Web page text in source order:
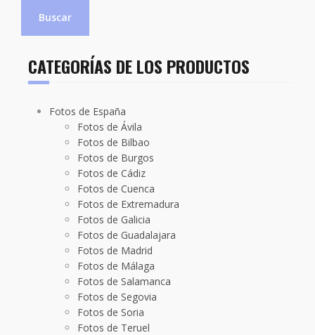
Buscar
CATEGORÍAS DE LOS PRODUCTOS
Fotos de España
Fotos de Ávila
Fotos de Bilbao
Fotos de Burgos
Fotos de Cádiz
Fotos de Cuenca
Fotos de Extremadura
Fotos de Galicia
Fotos de Guadalajara
Fotos de Madrid
Fotos de Málaga
Fotos de Salamanca
Fotos de Segovia
Fotos de Soria
Fotos de Teruel